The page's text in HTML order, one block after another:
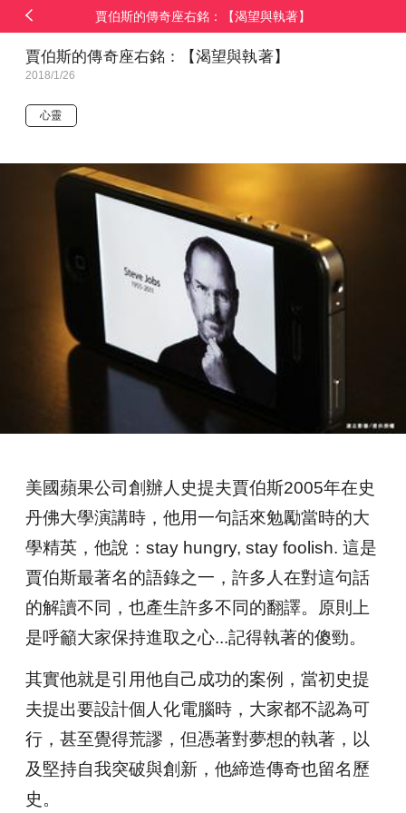
賈伯斯的傳奇座右銘：【渴望與執著】
賈伯斯的傳奇座右銘：【渴望與執著】
2018/1/26
心靈
美國蘋果公司創辦人史提夫賈伯斯2005年在史
丹佛大學演講時，他用一句話來勉勵當時的大
學精英，他說：stay hungry, stay foolish. 這是
賈伯斯最著名的語錄之一，許多人在對這句話
的解讀不同，也產生許多不同的翻譯。原則上
是呼籲大家保持進取之心...記得執著的傻勁。
其實他就是引用他自己成功的案例，當初史提
夫提出要設計個人化電腦時，大家都不認為可
行，甚至覺得荒謬，但憑著對夢想的執著，以
及堅持自我突破與創新，他締造傳奇也留名歷
史。